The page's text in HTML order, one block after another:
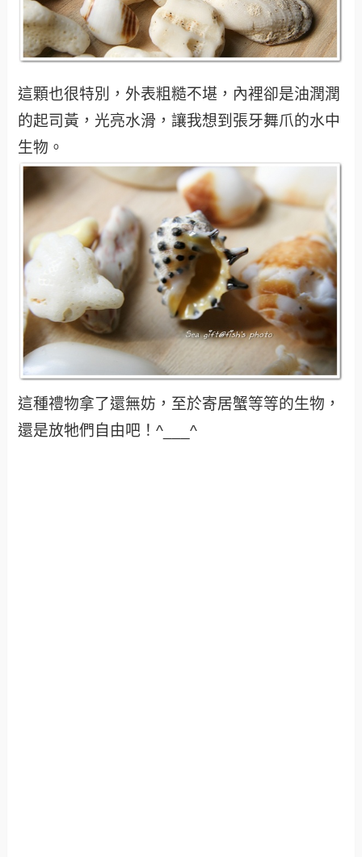
這顆也很特別，外表粗糙不堪，內裡卻是油潤潤
的起司黃，光亮水滑，讓我想到張牙舞爪的水中
生物。
這種禮物拿了還無妨，至於寄居蟹等等的生物，
還是放牠們自由吧！^___^